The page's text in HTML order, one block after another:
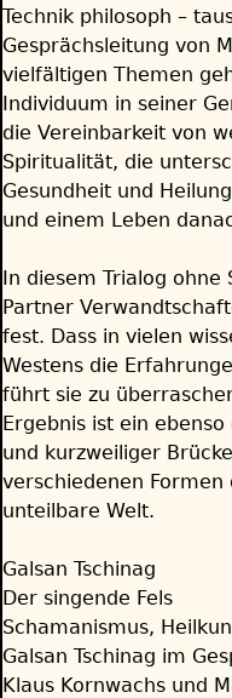
Technik philosoph –
Gesprächsleitung von
vielfältigen Themen
Individuum in seiner
die Vereinbarkeit von
Spiritualität, die
Gesundheit und
und einem Leben
In diesem Trialog ohne
Partner
fest. Dass in vielen
Westens die
führt sie zu
Ergebnis ist ein
und kurzweiliger
verschiedenen Formen
unteilbare Welt.
Galsan Tschinag
Der singende Fels
Schamanismus,
Galsan Tschinag im
Klaus Kornwachs und